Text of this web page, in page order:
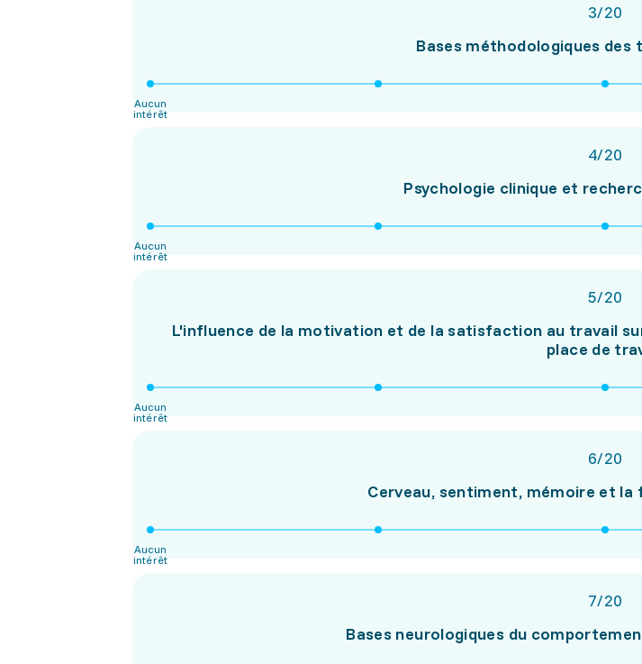
3/20
Bases méthodologiques des
Aucun
intérêt
4/20
Psychologie clinique et
Aucun
intérêt
5/20
L'influence de la motivation et de la satisfaction au travail
place de
Aucun
intérêt
6/20
Cerveau, sentiment, mémoire et
Aucun
intérêt
7/20
Bases neurologiques du